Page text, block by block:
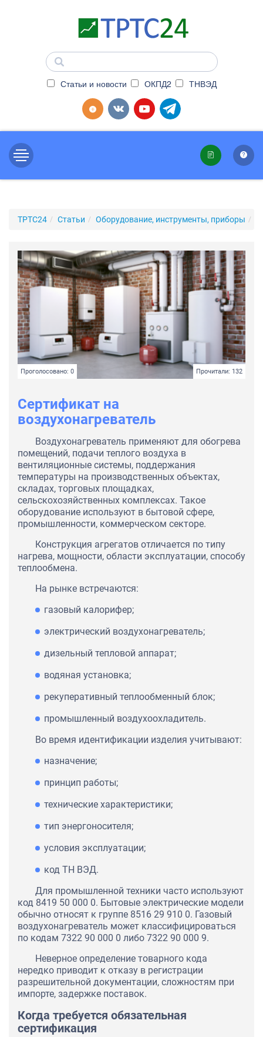
Статьи и новости ОКПД2 ТНВЭД
ТРТС24 Статьи Оборудование, инструменты, приборы
Проголосовано: 0 Прочитали: 132
Сертификат на
воздухонагреватель
Воздухонагреватель применяют для обогрева
помещений, подачи теплого воздуха в
вентиляционные системы, поддержания
температуры на производственных объектах,
складах, торговых площадках,
сельскохозяйственных комплексах. Такое
оборудование используют в бытовой сфере,
промышленности, коммерческом секторе.
Конструкция агрегатов отличается по типу
нагрева, мощности, области эксплуатации, способу
теплообмена.
На рынке встречаются:
газовый калорифер;
электрический воздухонагреватель;
дизельный тепловой аппарат;
водяная установка;
рекуперативный теплообменный блок;
промышленный воздухоохладитель.
Во время идентификации изделия учитывают:
назначение;
принцип работы;
технические характеристики;
тип энергоносителя;
условия эксплуатации;
код ТН ВЭД.
Для промышленной техники часто используют
код 8419 50 000 0. Бытовые электрические модели
обычно относят к группе 8516 29 910 0. Газовый
воздухонагреватель может классифицироваться
по кодам 7322 90 000 0 либо 7322 90 000 9.
Неверное определение товарного кода
нередко приводит к отказу в регистрации
разрешительной документации, сложностям при
импорте, задержке поставок.
Когда требуется обязательная
сертификация